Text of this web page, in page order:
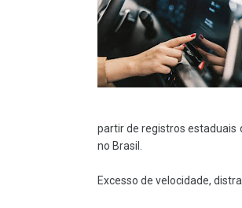
partir de registros estaduais
no Brasil.
Excesso de velocidade,